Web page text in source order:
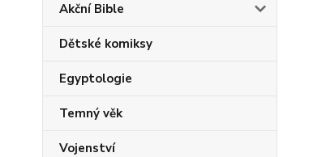
Akční Bible
Dětské komiksy
Egyptologie
Temný věk
Vojenství